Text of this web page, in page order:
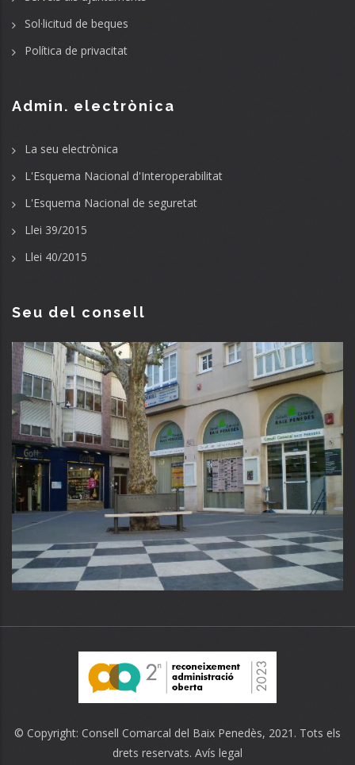
Sol·licitud de beques
Política de privacitat
Admin. electrònica
La seu electrònica
L'Esquema Nacional d'Interoperabilitat
L'Esquema Nacional de seguretat
Llei 39/2015
Llei 40/2015
Seu del consell
© Copyright: Consell Comarcal del Baix Penedès, 2021. Tots els
drets reservats. Avís legal